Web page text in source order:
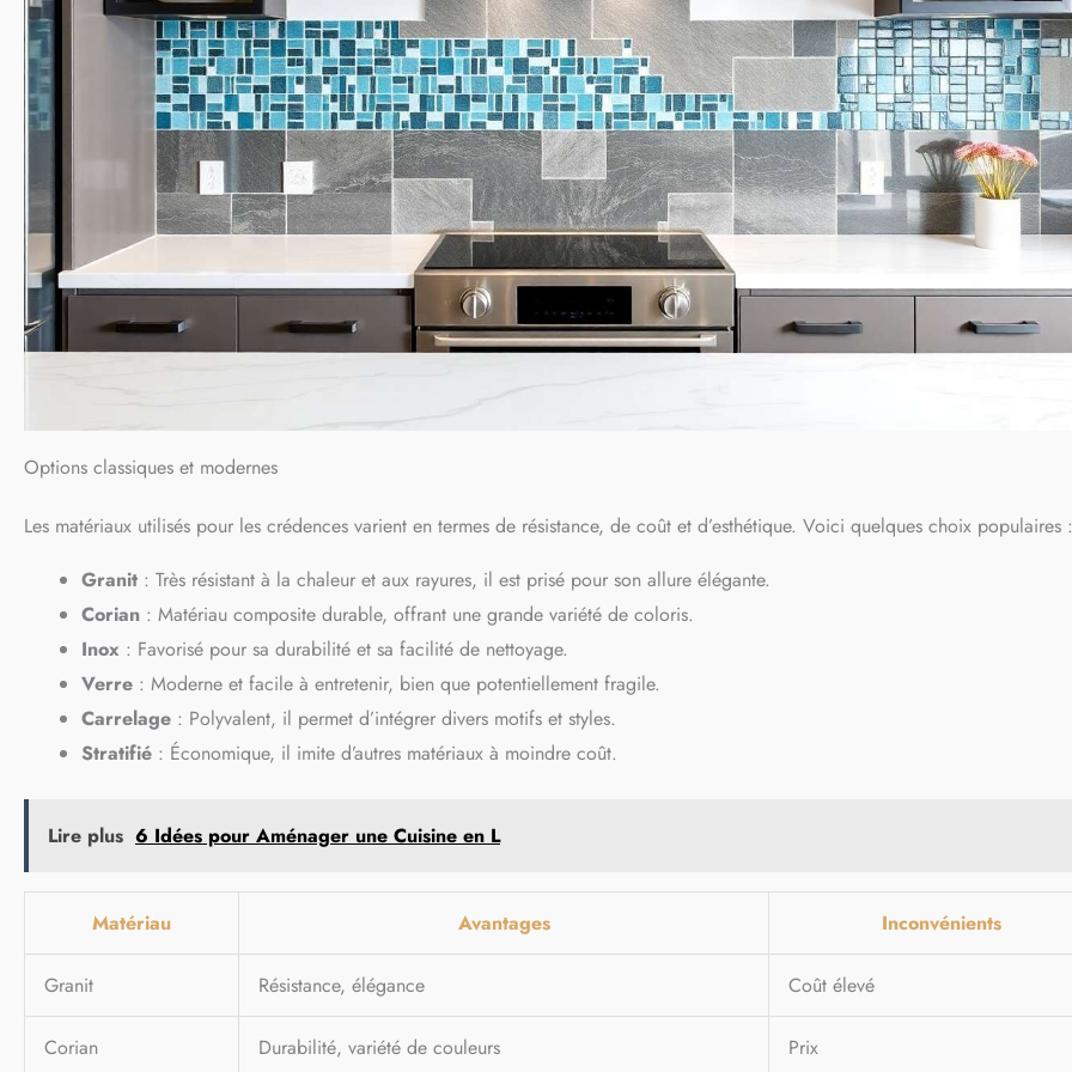
Options classiques et modernes
Les matériaux utilisés pour les crédences varient en termes de résistance, de coût et d’esthétique. Voici quelques choix populaires :
Granit : Très résistant à la chaleur et aux rayures, il est prisé pour son allure élégante.
Corian : Matériau composite durable, offrant une grande variété de coloris.
Inox : Favorisé pour sa durabilité et sa facilité de nettoyage.
Verre : Moderne et facile à entretenir, bien que potentiellement fragile.
Carrelage : Polyvalent, il permet d’intégrer divers motifs et styles.
Stratifié : Économique, il imite d’autres matériaux à moindre coût.
Lire plus 6 Idées pour Aménager une Cuisine en L
Matériau Avantages Inconvénients
Granit Résistance, élégance Coût élevé
Corian Durabilité, variété de couleurs Prix